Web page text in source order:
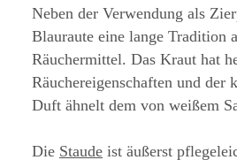
Neben der Verwendung als
Blauraute eine lange Tradition
Räuchermittel. Das Kraut hat
Räuchereigenschaften und der
Duft ähnelt dem von weißem
Die Staude ist äußerst